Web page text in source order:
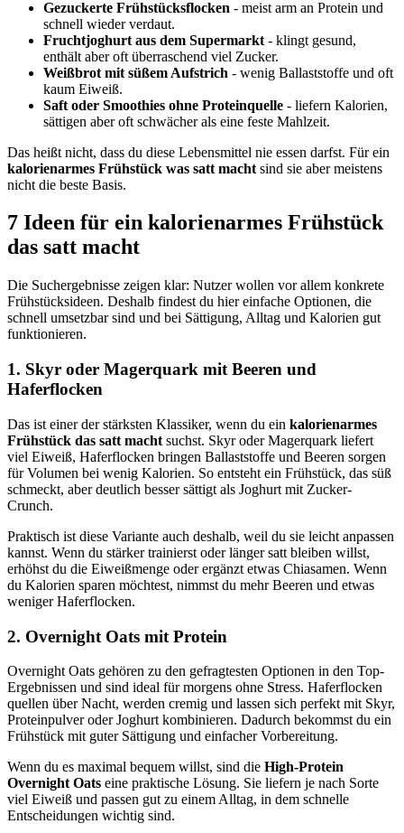
Gezuckerte Frühstücksflocken - meist arm an Protein und
schnell wieder verdaut.
Fruchtjoghurt aus dem Supermarkt - klingt gesund,
enthält aber oft überraschend viel Zucker.
Weißbrot mit süßem Aufstrich - wenig Ballaststoffe und oft
kaum Eiweiß.
Saft oder Smoothies ohne Proteinquelle - liefern Kalorien,
sättigen aber oft schwächer als eine feste Mahlzeit.
Das heißt nicht, dass du diese Lebensmittel nie essen darfst. Für ein
kalorienarmes Frühstück was satt macht sind sie aber meistens
nicht die beste Basis.
7 Ideen für ein kalorienarmes Frühstück
das satt macht
Die Suchergebnisse zeigen klar: Nutzer wollen vor allem konkrete
Frühstücksideen. Deshalb findest du hier einfache Optionen, die
schnell umsetzbar sind und bei Sättigung, Alltag und Kalorien gut
funktionieren.
1. Skyr oder Magerquark mit Beeren und
Haferflocken
Das ist einer der stärksten Klassiker, wenn du ein kalorienarmes
Frühstück das satt macht suchst. Skyr oder Magerquark liefert
viel Eiweiß, Haferflocken bringen Ballaststoffe und Beeren sorgen
für Volumen bei wenig Kalorien. So entsteht ein Frühstück, das süß
schmeckt, aber deutlich besser sättigt als Joghurt mit Zucker-
Crunch.
Praktisch ist diese Variante auch deshalb, weil du sie leicht anpassen
kannst. Wenn du stärker trainierst oder länger satt bleiben willst,
erhöhst du die Eiweißmenge oder ergänzt etwas Chiasamen. Wenn
du Kalorien sparen möchtest, nimmst du mehr Beeren und etwas
weniger Haferflocken.
2. Overnight Oats mit Protein
Overnight Oats gehören zu den gefragtesten Optionen in den Top-
Ergebnissen und sind ideal für morgens ohne Stress. Haferflocken
quellen über Nacht, werden cremig und lassen sich perfekt mit Skyr,
Proteinpulver oder Joghurt kombinieren. Dadurch bekommst du ein
Frühstück mit guter Sättigung und einfacher Vorbereitung.
Wenn du es maximal bequem willst, sind die High-Protein
Overnight Oats eine praktische Lösung. Sie liefern je nach Sorte
viel Eiweiß und passen gut zu einem Alltag, in dem schnelle
Entscheidungen wichtig sind.